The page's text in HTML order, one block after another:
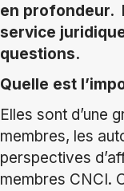
en profondeur.
service
questions.
Quelle est
Elles sont d’une
membres, les
perspectives
membres CNCI.